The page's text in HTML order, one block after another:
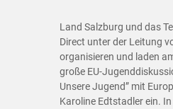
Land Salzburg und das
Direct unter der Leitung
organisieren und laden
große EU-
Unsere Jugend” mit
Karoline Edtstadler ein.